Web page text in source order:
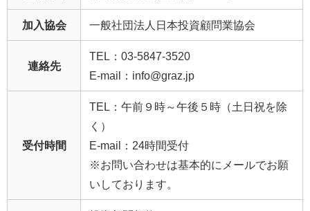
加入協会 一般社団法人日本投資顧問業協会
連絡先
TEL：03-5847-3520
E-mail：info@graz.jp
受付時間
TEL：午前９時～午後５時（土日祝を除
く）
E-mail：24時間受付
※お問い合わせは基本的にメールでお願
いしております。